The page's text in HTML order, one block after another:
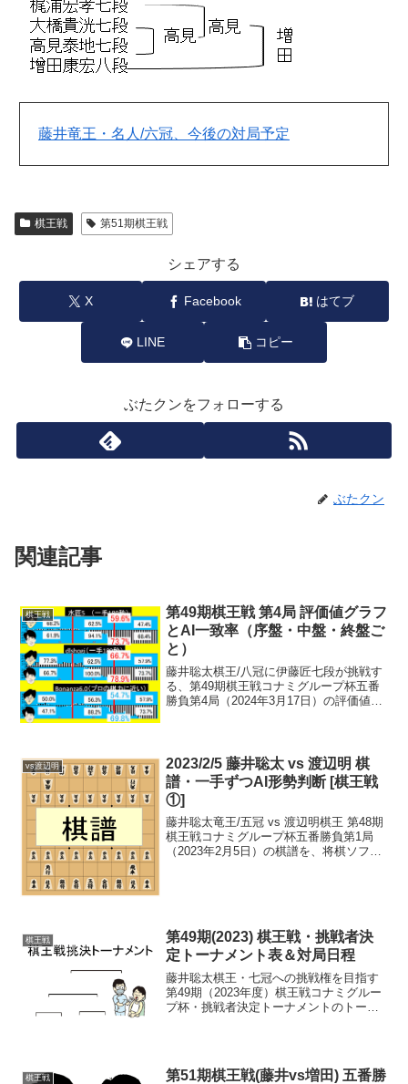
藤井竜王・名人/六冠、今後の対局予定
棋王戦 第51期棋王戦
シェアする
X Facebook はてブ
LINE コピー
ぶたクンをフォローする
ぶたクン
関連記事
棋王戦
第49期棋王戦 第4局 評価値グラフ
とAI一致率（序盤・中盤・終盤ご
と）
藤井聡太棋王/八冠に伊藤匠七段が挑戦す
る、第49期棋王戦コナミグループ杯五番
勝負第4局（2024年3月17日）の評価値グ
vs渡辺明
2023/2/5 藤井聡太 vs 渡辺明 棋
譜・一手ずつAI形勢判断 [棋王戦
①]
藤井聡太竜王/五冠 vs 渡辺明棋王 第48期
棋王戦コナミグループ杯五番勝負第1局
（2023年2月5日）の棋譜を、将棋ソフ
棋王戦
第49期(2023) 棋王戦・挑戦者決
定トーナメント表＆対局日程
藤井聡太棋王・七冠への挑戦権を目指す
第49期（2023年度）棋王戦コナミグルー
プ杯・挑戦者決定トーナメントのトーナ
定戦は二番勝負（...
棋王戦
第51期棋王戦(藤井vs増田) 五番勝